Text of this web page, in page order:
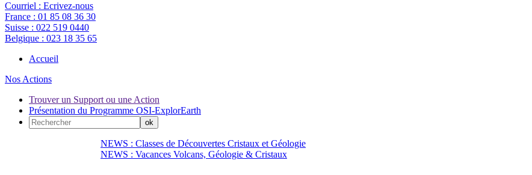
Courriel : Ecrivez-nous
France : 01 85 08 36 30
Suisse : 022 519 0440
Belgique : 023 18 35 65
Accueil
Nos Actions
Trouver un Support ou une Action
Présentation du Programme OSI-ExplorEarth
NEWS : Classes de Découvertes Cristaux et Géologie
NEWS : Vacances Volcans, Géologie & Cristaux